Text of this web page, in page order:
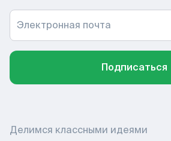
Электронная почта
Подписаться
Делимся классными идеями